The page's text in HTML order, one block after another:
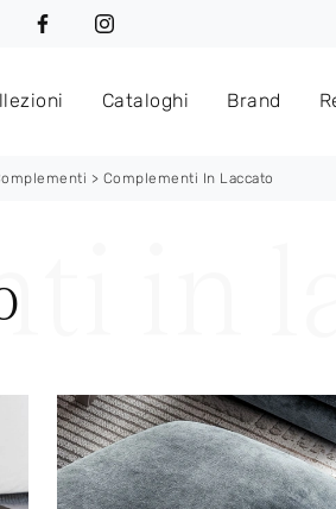
Cataloghi Brand
> Complementi In Laccato